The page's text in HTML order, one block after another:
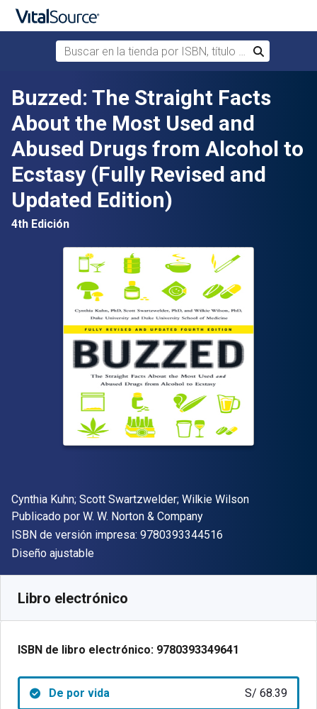
Saltar al contenido principal
Buscar en la tienda por ISBN, título o autor
Buscar
Buzzed: The Straight Facts
About the Most Used and
Abused Drugs from Alcohol to
Ecstasy (Fully Revised and
Updated Edition)
4th Edición
Autor(es)
Cynthia Kuhn; Scott Swartzwelder; Wilkie Wilson
Editor
Publicado por W. W. Norton & Company
ISBN de versión impresa: 9780393344516
Formato
Diseño ajustable
Libro electrónico
ISBN de libro electrónico: 9780393349641
De por vida S/ 68.39